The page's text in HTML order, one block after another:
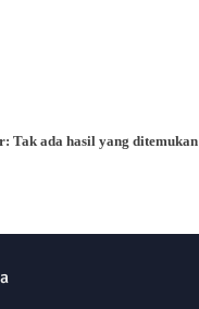
Tak ada hasil yang ditemukan